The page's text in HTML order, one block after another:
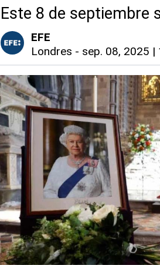
Este 8 de septiembre
EFE
Londres - sep. 08, 2025 |